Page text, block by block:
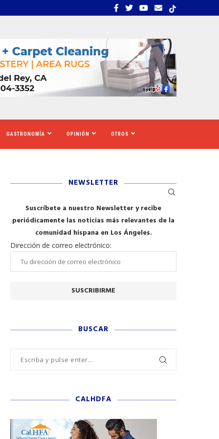
MIXTECAS DE VIOLENCIA DOMÉSTICA EN...KIKI ARBALLO: EL
GASTRONOMÍA OPINIÓN OTROS
NEWSLETTER
Suscríbete a nuestro Newsletter y recibe
periódicamente las noticias más relevantes de la
comunidad hispana en Los Ángeles.
Dirección de correo electrónico:
BUSCAR
CALHDFA